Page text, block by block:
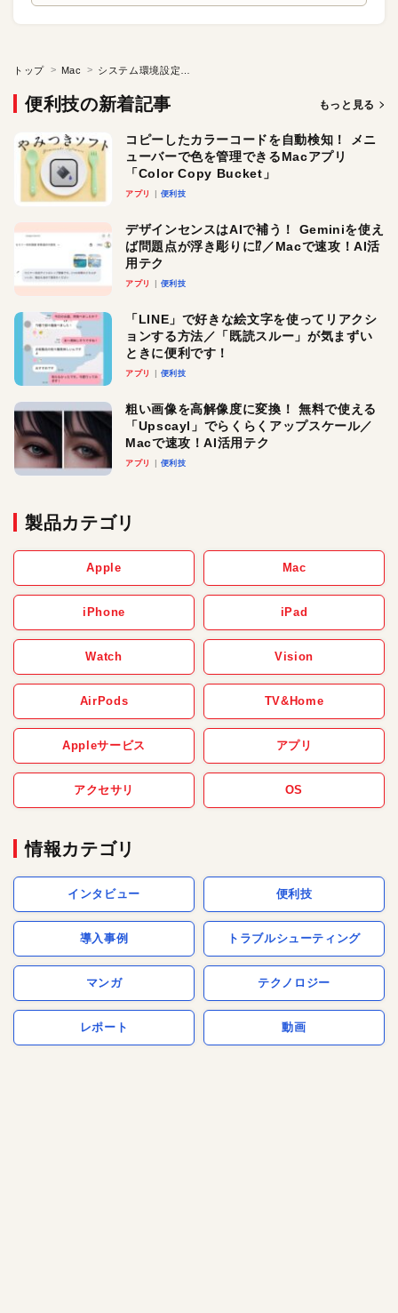
トップ Mac
便利技の新着記事 もっと見る
コピーしたカラーコードを自動検知！ メニ
ューバーで色を管理できるMacアプリ
「Color Copy Bucket」
アプリ 便利技
デザインセンスはAIで補う！ Geminiを使え
ば問題点が浮き彫りに⁉︎／Macで速攻！AI活
用テク
アプリ 便利技
「LINE」で好きな絵文字を使ってリアクシ
ョンする方法／「既読スルー」が気まずい
ときに便利です！
アプリ 便利技
粗い画像を高解像度に変換！ 無料で使える
「Upscayl」でらくらくアップスケール／
Macで速攻！AI活用テク
アプリ 便利技
製品カテゴリ
Apple Mac
iPhone iPad
Watch Vision
AirPods TV&Home
Appleサービス アプリ
アクセサリ OS
情報カテゴリ
インタビュー 便利技
導入事例 トラブルシューティング
マンガ テクノロジー
レポート 動画